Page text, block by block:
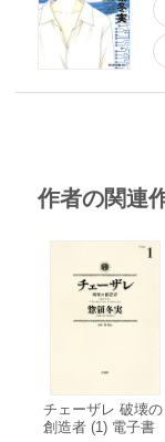
作者の関連
チェーザレ 破壊の
創造者 (1) 電子書